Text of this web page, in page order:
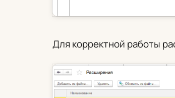
Для корректной работы